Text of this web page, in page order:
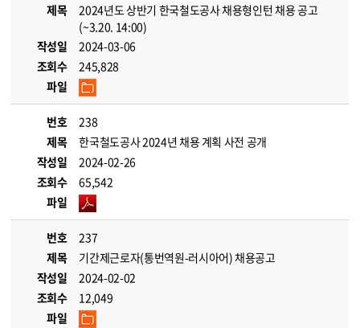
제목
2024년도 상반기 한국철도공사 채용형인턴 채용 공고
(~3.20. 14:00)
작성일
2024-03-06
조회수
245,828
파일
번호
238
제목
한국철도공사 2024년 채용 계획 사전 공개
작성일
2024-02-26
조회수
65,542
파일
번호
237
제목
기간제근로자(통번역원-러시아어) 채용공고
작성일
2024-02-02
조회수
12,049
파일